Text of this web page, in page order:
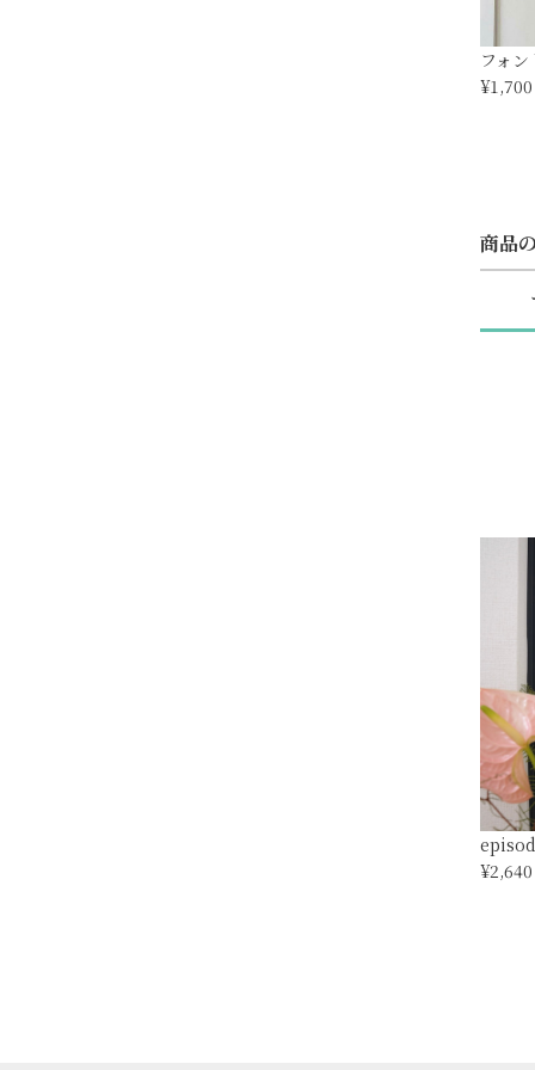
フォ
¥1,700
商品
¥2,640